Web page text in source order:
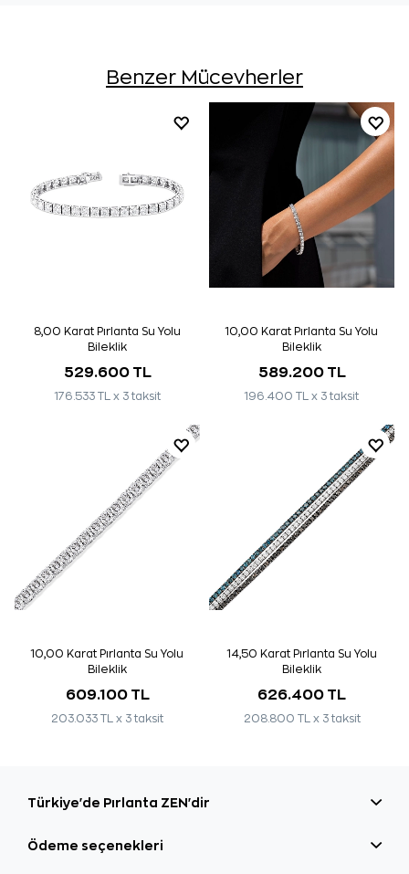
Benzer Mücevherler
8,00 Karat Pırlanta Su Yolu
Bileklik
529.600 TL
176.533 TL x 3 taksit
10,00 Karat Pırlanta Su Yolu
Bileklik
589.200 TL
196.400 TL x 3 taksit
10,00 Karat Pırlanta Su Yolu
Bileklik
609.100 TL
203.033 TL x 3 taksit
14,50 Karat Pırlanta Su Yolu
Bileklik
626.400 TL
208.800 TL x 3 taksit
Türkiye'de Pırlanta ZEN'dir
Ödeme seçenekleri